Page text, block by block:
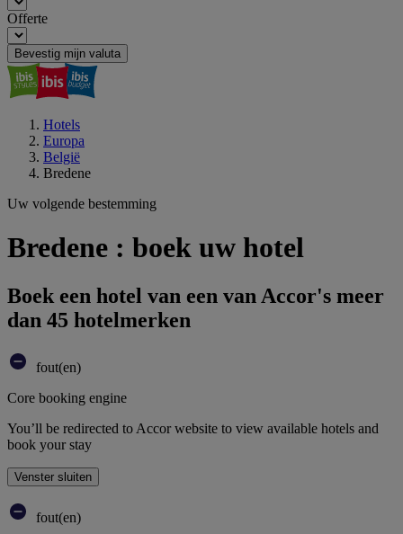
Offerte
Bevestig mijn valuta
Hotels
Europa
België
Bredene
Uw volgende bestemming
Bredene : boek uw hotel
Boek een hotel van een van Accor's meer
dan 45 hotelmerken
fout(en)
Core booking engine
You’ll be redirected to Accor website to view available hotels and
book your stay
Venster sluiten
fout(en)